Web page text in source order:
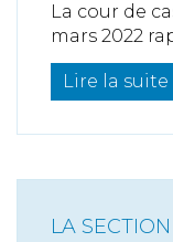
La cour de
mars 2022
Lire la suite
LA